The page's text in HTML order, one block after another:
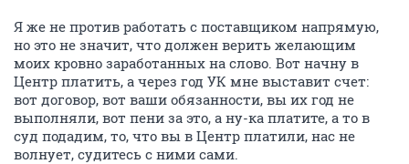
Я же не против работать с поставщиком напрямую,
но это не значит, что должен верить желающим
моих кровно заработанных на слово. Вот начну в
Центр платить, а через год УК мне выставит счет:
вот договор, вот ваши обязанности, вы их год не
выполняли, вот пени за это, а ну-ка платите, а то в
суд подадим, то, что вы в Центр платили, нас не
волнует, судитесь с ними сами.